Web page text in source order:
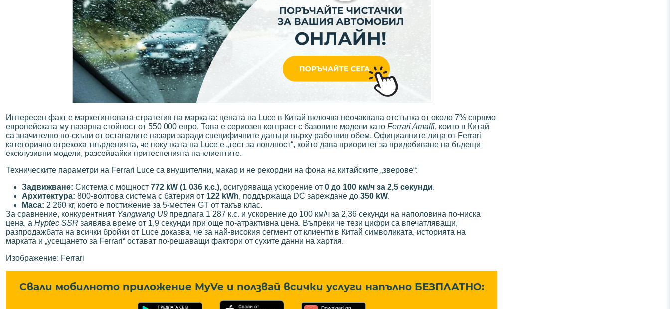
Интересен факт е маркетинговата стратегия на марката: цената на Luce в Китай включва неочаквана отстъпка от около 7% спрямо
европейската му пазарна стойност от 550 000 евро. Това е сериозен контраст с базовите модели като Ferrari Amalfi, които в Китай
са значително по-скъпи от останалите пазари заради специфичните данъци върху работния обем. Официалните лица от Ferrari
категорично отрекоха твърденията, че покупката на Luce е „тест за лоялност“, който дава приоритет за придобиване на бъдещи
ексклузивни модели, разсейвайки притесненията на клиентите.
Техническите параметри на Ferrari Luce са внушителни, макар и не рекордни на фона на китайските „зверове“:
Задвижване: Система с мощност 772 kW (1 036 к.с.), осигуряваща ускорение от 0 до 100 км/ч за 2,5 секунди.
Архитектура: 800-волтова система с батерия от 122 kWh, поддържаща DC зареждане до 350 kW.
Маса: 2 260 кг, което е постижение за 5-местен GT от такъв клас.
За сравнение, конкурентният Yangwang U9 предлага 1 287 к.с. и ускорение до 100 км/ч за 2,36 секунди на наполовина по-ниска
цена, а Hyptec SSR заявява време от 1,9 секунди при още по-атрактивна цена. Въпреки че тези цифри са впечатляващи,
разпродажбата на всички бройки от Luce доказва, че за най-високия сегмент от клиенти в Китай символиката, историята на
марката и „усещането за Ferrari“ остават по-решаващи фактори от сухите данни на хартия.
Изображение: Ferrari
Свали мобилното приложение MyVe и ползвай всички услуги напълно БЕЗПЛАТНО: